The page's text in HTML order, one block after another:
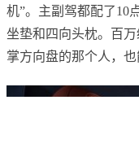
机”。主副驾都配了10
坐垫和四向头枕。百
掌方向盘的那个人，也